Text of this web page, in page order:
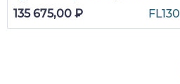
135 675,00 ₽
FL130